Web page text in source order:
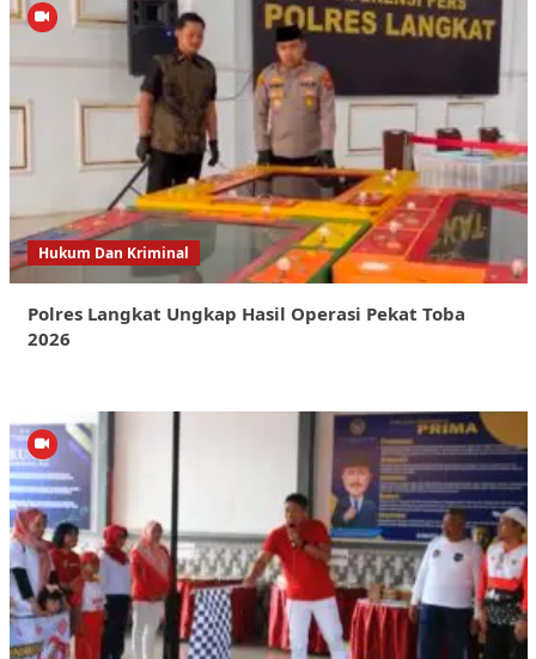
Hukum Dan Kriminal
Polres Langkat Ungkap Hasil Operasi Pekat Toba
2026